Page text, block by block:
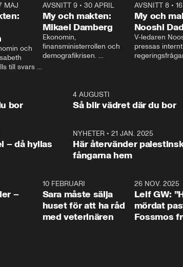
MAJ
och
till svars
AVSNITT 9• 30 APRIL
My och makten:
Mikael Damberg
Ekonomin,
finansministerrollen och
demografikrisen.
och Makten.
AVSNITT 8•
My och
Nooshi
V-ledaren
pressas
– Vi ställer upp
vara med så
1:06
bor
4 AUGUSTI
Så blir vädret där du bor
– då hyllas
NYHETER •21 JAN. 2025
Här återvänder
fångarna hem
–
10 FEBRUARI
Sara måste sälja
huset för att ha råd
med veterinären
26 NOV. 2025
Leif GW:
mördat
Fossmos